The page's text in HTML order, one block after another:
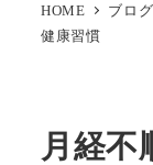
HOME ブログ
健康習慣
月経不